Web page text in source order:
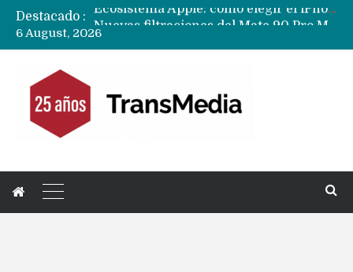
Destacado :
Nuevas filtraciones del Mate 90 Pro Max apuntan a potenciar las cámaras y pantalla OLED doble capa
6 August, 2026